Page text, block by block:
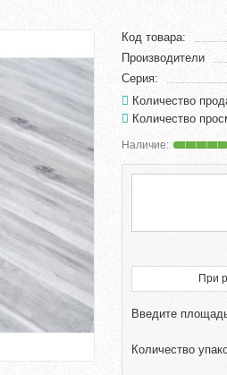
Код товара:
Производители
Серия:
Количество
Количество
При
Введите
Количество